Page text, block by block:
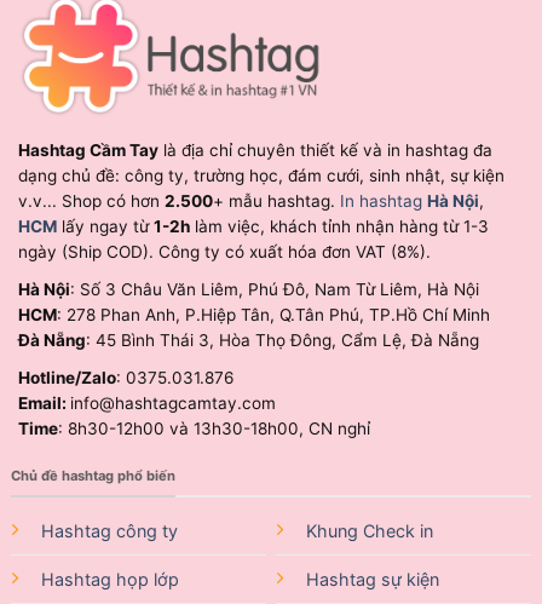
Hashtag Cầm Tay là địa chỉ chuyên thiết kế và in hashtag đa
dạng chủ đề: công ty, trường học, đám cưới, sinh nhật, sự kiện
v.v... Shop có hơn 2.500+ mẫu hashtag. In hashtag Hà Nội,
HCM lấy ngay từ1-2h làm việc, khách tỉnh nhận hàng từ 1-3
ngày (Ship COD). Công ty có xuất hóa đơn VAT (8%).
Hà Nội: Số 3 Châu Văn Liêm, Phú Đô, Nam Từ Liêm, Hà Nội
HCM: 278 Phan Anh, P.Hiệp Tân, Q.Tân Phú, TP.Hồ Chí Minh
Đà Nẵng: 45 Bình Thái 3, Hòa Thọ Đông, Cẩm Lệ, Đà Nẵng
Hotline/Zalo: 0375.031.876
Email: info@hashtagcamtay.com
Time: 8h30-12h00 và 13h30-18h00, CN nghỉ
Chủ đề hashtag phổ biến
Hashtag công ty
Hashtag họp lớp
Khung Check in
Hashtag sự kiện